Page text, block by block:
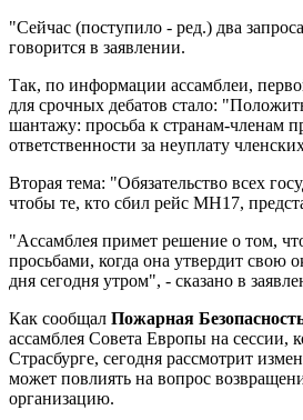
"Сейчас (поступило - ред.) два
говорится в заявлении.
Так, по информации ассамблеи,
для срочных дебатов стало:
шантажу: просьба к странам-членам
ответственности за неуплату
Вторая тема: "Обязательство всех
чтобы те, кто сбил рейс MH17,
"Ассамблея примет решение о том,
просьбами, когда она утвердит свою
дня сегодня утром", - сказано в
Как сообщал Пожарная
ассамблея Совета Европы на сессии,
Страсбурге, сегодня рассмотрит
может повлиять на вопрос
организацию.